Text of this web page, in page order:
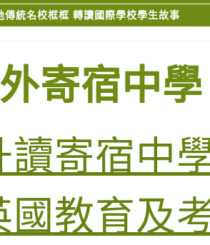
傳統名校框框 轉讀國際學校學生故事
寄宿中學
讀寄宿中
國教育及